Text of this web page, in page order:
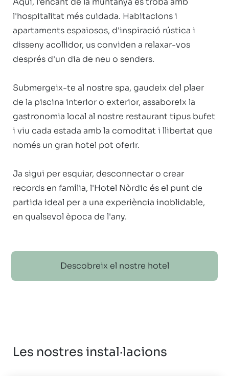
l'hospitalitat més cuidada. Habitacions i
apartaments espaiosos, d'inspiració rústica i
disseny acollidor, us conviden a relaxar-vos
després d'un dia de neu o senders.
Submergeix-te al nostre spa, gaudeix del plaer
de la piscina interior o exterior, assaboreix la
gastronomia local al nostre restaurant tipus bufet
i viu cada estada amb la comoditat i llibertat que
només un gran hotel pot oferir.
Ja sigui per esquiar, desconnectar o crear
records en família, l'Hotel Nòrdic és el punt de
partida ideal per a una experiència inoblidable,
en qualsevol època de l'any.
Descobreix el nostre hotel
Les nostres instal·lacions